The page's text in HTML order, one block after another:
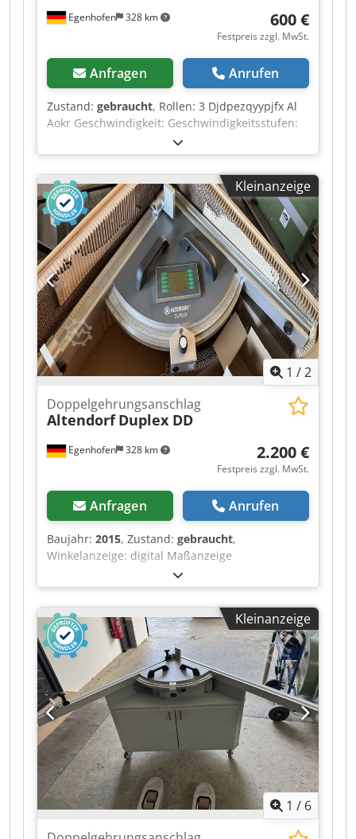
Egenhofen 328 km 600 €
Festpreis zzgl. MwSt.
Anfragen Anrufen
Zustand: gebraucht, Rollen: 3 Djdpezqyypjfx Al
Aokr Geschwindigkeit: Geschwindigkeitsstufen:
Kleinanzeige
1 /2
Egenhofen 328 km
Doppelgehrungsanschlag
Altendorf Duplex DD
2.200 €
Festpreis zzgl. MwSt.
Anfragen Anrufen
Baujahr: 2015, Zustand: gebraucht,
Winkelanzeige: digital Maßanzeige
Ablängklappen: digital Dedpfxjzqyxle Al Ajkr
Kleinanzeige
1 / 6